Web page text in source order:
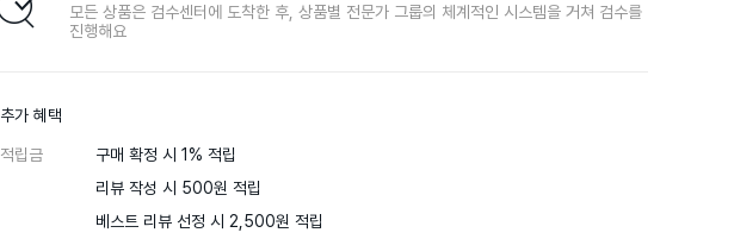
모든 상품은 검수센터에 도착한 후, 상품별 전문가 그룹의 체계적인 시스템을 거쳐 검수를
진행해요
추가 혜택
적립금
구매 확정 시 1% 적립
리뷰 작성 시 500원 적립
베스트 리뷰 선정 시 2,500원 적립